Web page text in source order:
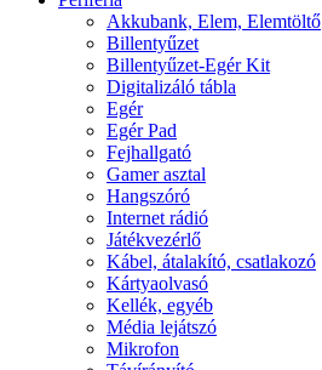
Akkubank, Elem, Elemtöltő
Billentyűzet
Billentyűzet-Egér Kit
Digitalizáló tábla
Egér
Egér Pad
Fejhallgató
Gamer asztal
Hangszóró
Internet rádió
Játékvezérlő
Kábel, átalakító, csatlakozó
Kártyaolvasó
Kellék, egyéb
Média lejátszó
Mikrofon